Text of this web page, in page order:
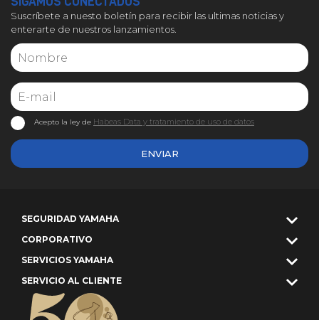
Suscríbete a nuesto boletín para recibir las ultimas noticias y
enterarte de nuestros lanzamientos.
ENVIAR
Acepto la ley de Habeas Data y tratamiento de uso de datos
SEGURIDAD YAMAHA
CORPORATIVO
SERVICIOS YAMAHA
SERVICIO AL CLIENTE